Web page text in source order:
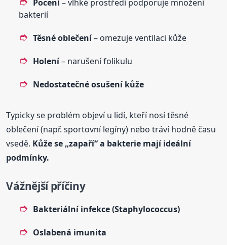
Pocení– vlhké prostředí podporuje množení
bakterií
Těsné oblečení– omezuje ventilaci kůže
Holení– narušení folikulu
Nedostatečné osušení kůže
Typicky se problém objeví u lidí, kteří nosí těsné
oblečení (např. sportovní legíny) nebo tráví hodně času
vsedě. Kůže se „zapaří“ a bakterie mají ideální
podmínky.
Vážnější příčiny
Bakteriální infekce (Staphylococcus)
Oslabená imunita